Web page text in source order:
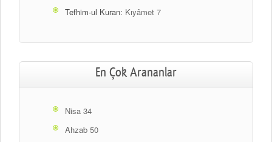
Tefhim-ul Kuran: Kıyâmet 7
En Çok Arananlar
Nisa 34
Ahzab 50